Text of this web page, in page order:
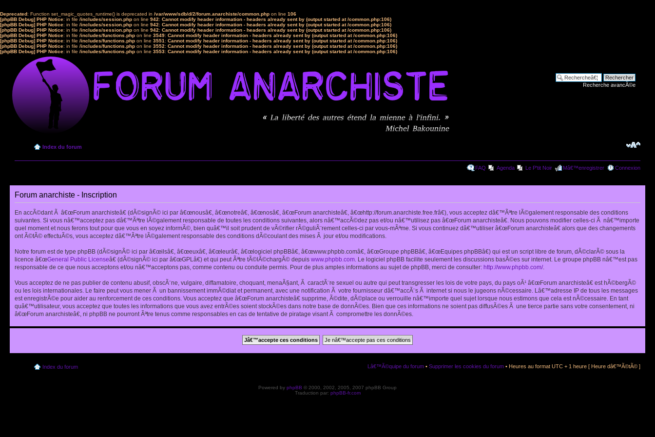
Deprecated: Function set_magic_quotes_runtime() is deprecated in /var/www/sdb/d/2/forum.anarchiste/common.php on line 106
[phpBB Debug] PHP Notice: in file /includes/session.php on line 942: Cannot modify header information - headers already sent by (output started at /common.php:106)
[phpBB Debug] PHP Notice: in file /includes/session.php on line 942: Cannot modify header information - headers already sent by (output started at /common.php:106)
[phpBB Debug] PHP Notice: in file /includes/session.php on line 942: Cannot modify header information - headers already sent by (output started at /common.php:106)
[phpBB Debug] PHP Notice: in file /includes/functions.php on line 3549: Cannot modify header information - headers already sent by (output started at /common.php:106)
[phpBB Debug] PHP Notice: in file /includes/functions.php on line 3551: Cannot modify header information - headers already sent by (output started at /common.php:106)
[phpBB Debug] PHP Notice: in file /includes/functions.php on line 3552: Cannot modify header information - headers already sent by (output started at /common.php:106)
[phpBB Debug] PHP Notice: in file /includes/functions.php on line 3553: Cannot modify header information - headers already sent by (output started at /common.php:106)
Recherche avancÃ©e
Index du forum
FAQ Agenda Le P'tit Noir Mâ€™enregistrer Connexion
Forum anarchiste - Inscription
En accÃ©dant Ã â€œForum anarchisteâ€ (dÃ©signÃ© ici par â€œnousâ€, â€œnotreâ€, â€œnosâ€, â€œForum anarchisteâ€, â€œhttp://forum.anarchiste.free.frâ€), vous acceptez dâ€™Ãªtre lÃ©galement responsable des conditions
suivantes. Si vous nâ€™acceptez pas dâ€™Ãªtre lÃ©galement responsable de toutes les conditions suivantes, alors nâ€™accÃ©dez pas et/ou nâ€™utilisez pas â€œForum anarchisteâ€. Nous pouvons modifier celles-ci Ã nâ€™importe
quel moment et nous ferons tout pour que vous en soyez informÃ©, bien quâ€™il soit prudent de vÃ©rifier rÃ©guliÃ¨rement celles-ci par vous-mÃªme. Si vous continuez dâ€™utiliser â€œForum anarchisteâ€ alors que des changements
ont Ã©tÃ© effectuÃ©s, vous acceptez dâ€™Ãªtre lÃ©galement responsable des conditions dÃ©coulant des mises Ã jour et/ou modifications.
Notre forum est de type phpBB (dÃ©signÃ© ici par â€œilsâ€, â€œeuxâ€, â€œleurâ€, â€œlogiciel phpBBâ€, â€œwww.phpbb.comâ€, â€œGroupe phpBBâ€, â€œEquipes phpBBâ€) qui est un script libre de forum, dÃ©clarÃ© sous la
licence â€œGeneral Public Licenseâ€ (dÃ©signÃ© ici par â€œGPLâ€) et qui peut Ãªtre tÃ©lÃ©chargÃ© depuis www.phpbb.com. Le logiciel phpBB facilite seulement les discussions basÃ©es sur internet. Le groupe phpBB nâ€™est pas
responsable de ce que nous acceptons et/ou nâ€™acceptons pas, comme contenu ou conduite permis. Pour de plus amples informations au sujet de phpBB, merci de consulter: http://www.phpbb.com/.
Vous acceptez de ne pas publier de contenu abusif, obscÃ¨ne, vulgaire, diffamatoire, choquant, menaÃ§ant, Ã caractÃ¨re sexuel ou autre qui peut transgresser les lois de votre pays, du pays oÃ¹ â€œForum anarchisteâ€ est hÃ©bergÃ©
ou les lois internationales. Le faire peut vous mener Ã un bannissement immÃ©diat et permanent, avec une notification Ã votre fournisseur dâ€™accÃ¨s Ã internet si nous le jugeons nÃ©cessaire. Lâ€™adresse IP de tous les messages
est enregistrÃ©e pour aider au renforcement de ces conditions. Vous acceptez que â€œForum anarchisteâ€ supprime, Ã©dite, dÃ©place ou verrouille nâ€™importe quel sujet lorsque nous estimons que cela est nÃ©cessaire. En tant
quâ€™utilisateur, vous acceptez que toutes les informations que vous avez entrÃ©es soient stockÃ©es dans notre base de donnÃ©es. Bien que ces informations ne soient pas diffusÃ©es Ã une tierce partie sans votre consentement, ni
â€œForum anarchisteâ€, ni phpBB ne pourront Ãªtre tenus comme responsables en cas de tentative de piratage visant Ã compromettre les donnÃ©es.
Index du forum Lâ€™Ã©quipe du forum • Supprimer les cookies du forum • Heures au format UTC + 1 heure [ Heure dâ€™Ã©tÃ© ]
Powered by phpBB © 2000, 2002, 2005, 2007 phpBB Group
Traduction par: phpBB-fr.com